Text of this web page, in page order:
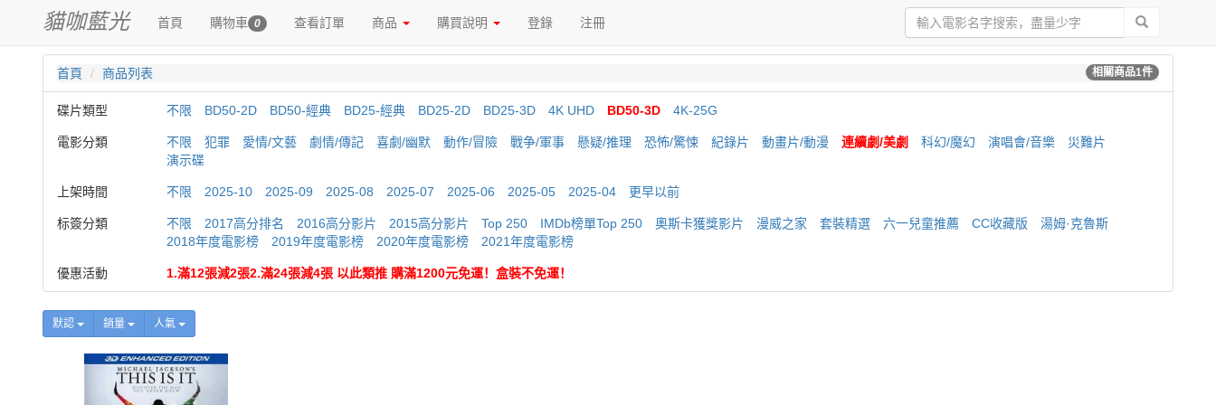
貓咖藍光 首頁 購物車 0 查看訂單 商品 購買說明 登錄 注冊
相關商品1件
首頁 商品列表
碟片類型 不限 BD50-2D BD50-經典 BD25-經典 BD25-2D BD25-3D 4K UHD BD50-3D 4K-25G
電影分類 不限 犯罪 愛情/文藝 劇情/傳記 喜劇/幽默 動作/冒險 戰争/軍事 懸疑/推理 恐怖/驚悚 紀錄片 動畫片/動漫 連續劇/美劇 科幻/魔幻 演唱會/音樂
災難片
演示碟
上架時間 不限 2025-10 2025-09 2025-08 2025-07 2025-06 2025-05 2025-04 更早以前
标簽分類 不限 2017高分排名 2016高分影片 2015高分影片 Top 250 IMDb榜單Top 250 奧斯卡獲獎影片 漫威之家 套裝精選 六一兒童推薦 CC收藏版
湯姆·克魯斯
2018年度電影榜
2019年度電影榜 2020年度電影榜 2021年度電影榜
優惠活動 1.滿12張減2張2.滿24張減4張 以此類推 購滿1200元免運！盒裝不免運！
默認 銷量 人氣